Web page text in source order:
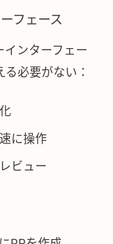
フェース
ンターフェー
必要がない：
に操作
ビュー